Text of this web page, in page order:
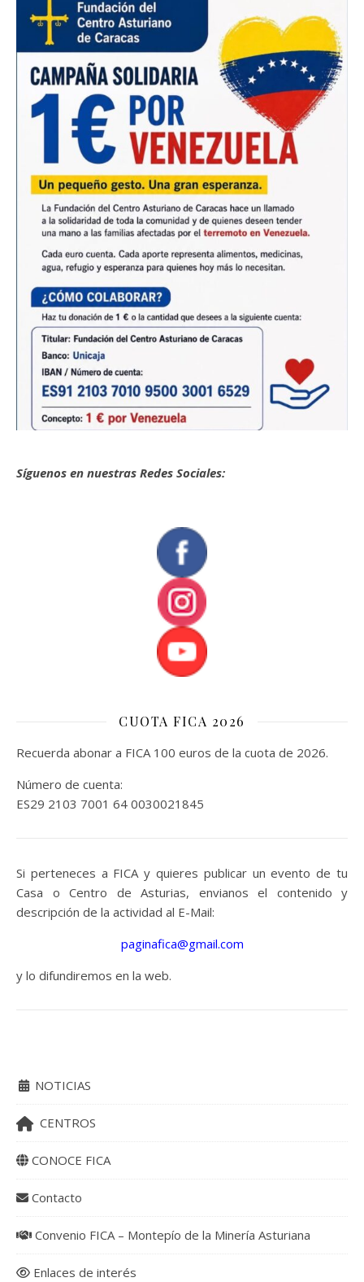
Síguenos en nuestras Redes Sociales:
CUOTA FICA 2026
Recuerda abonar a FICA 100 euros de la cuota de 2026.
Número de cuenta:
ES29 2103 7001 64 0030021845
Si perteneces a FICA y quieres publicar un evento de tu
Casa o Centro de Asturias, envianos el contenido y
descripción de la actividad al E-Mail:
paginafica@gmail.com
y lo difundiremos en la web.
NOTICIAS
CENTROS
CONOCE FICA
Contacto
Convenio FICA – Montepío de la Minería Asturiana
Enlaces de interés